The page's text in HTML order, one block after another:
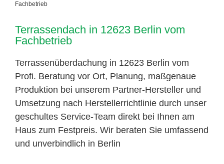
Fachbetrieb
Terrassendach in 12623 Berlin vom
Fachbetrieb
Terrassenüberdachung in 12623 Berlin vom
Profi. Beratung vor Ort, Planung, maßgenaue
Produktion bei unserem Partner-Hersteller und
Umsetzung nach Herstellerrichtlinie durch unser
geschultes Service-Team direkt bei Ihnen am
Haus zum Festpreis. Wir beraten Sie umfassend
und unverbindlich in Berlin